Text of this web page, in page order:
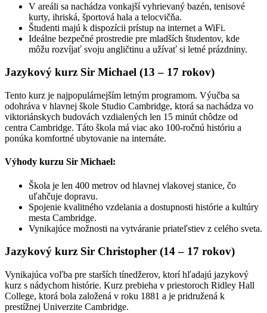
V areáli sa nachádza vonkajší vyhrievaný bazén, tenisové
kurty, ihriská, športová hala a telocvičňa.
Študenti majú k dispozícii prístup na internet a WiFi.
Ideálne bezpečné prostredie pre mladších študentov, kde
môžu rozvíjať svoju angličtinu a užívať si letné prázdniny.
Jazykový kurz Sir Michael (13 – 17 rokov)
Tento kurz je najpopulárnejším letným programom. Výučba sa
odohráva v hlavnej škole Studio Cambridge, ktorá sa nachádza vo
viktoriánskych budovách vzdialených len 15 minút chôdze od
centra Cambridge. Táto škola má viac ako 100-ročnú históriu a
ponúka komfortné ubytovanie na internáte.
Výhody kurzu Sir Michael:
Škola je len 400 metrov od hlavnej vlakovej stanice, čo
uľahčuje dopravu.
Spojenie kvalitného vzdelania a dostupnosti histórie a kultúry
mesta Cambridge.
Vynikajúce možnosti na vytváranie priateľstiev z celého sveta.
Jazykový kurz Sir Christopher (14 – 17 rokov)
Vynikajúca voľba pre starších tínedžerov, ktorí hľadajú jazykový
kurz s nádychom histórie. Kurz prebieha v priestoroch Ridley Hall
College, ktorá bola založená v roku 1881 a je pridružená k
prestížnej Univerzite Cambridge.